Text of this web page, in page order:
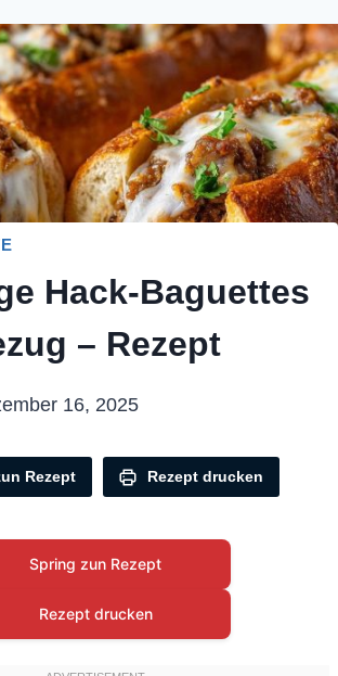
Hack-Baguettes
– Rezept
16, 2025
Rezept Rezept drucken
Spring zun Rezept
Rezept drucken